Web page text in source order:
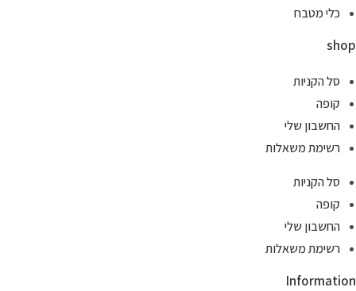
כלי מטבח
shop
סל הקניות
קופה
החשבון שלי
רשימת משאלות
סל הקניות
קופה
החשבון שלי
רשימת משאלות
Information